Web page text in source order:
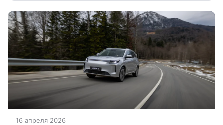
16 апреля 2026